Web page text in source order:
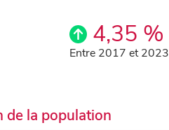
4,35 %
Entre 2017 et 2023
de la population